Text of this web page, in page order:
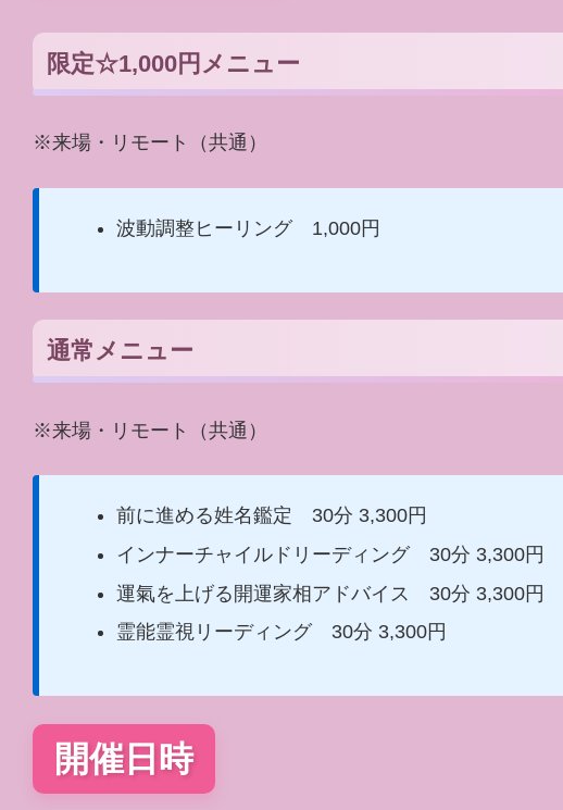
限定☆1,000円メニュー
※来場・リモート（共通）
波動調整ヒーリング 1,000円
通常メニュー
※来場・リモート（共通）
前に進める姓名鑑定 30分 3,300円
インナーチャイルドリーディング 30分 3,300円
運氣を上げる開運家相アドバイス 30分 3,300円
霊能霊視リーディング 30分 3,300円
開催日時